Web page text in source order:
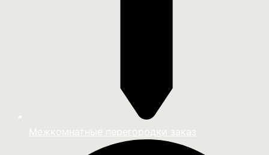
Межкомнатные перегородки заказ